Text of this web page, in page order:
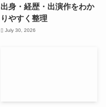
出身・経歴・出演作をわか
りやすく整理
July 30, 2026